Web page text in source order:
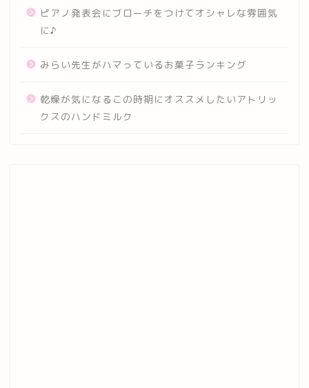
ピアノ発表会にブローチをつけてオシャレな雰囲気
に♪
みらい先生がハマっているお菓子ランキング
乾燥が気になるこの時期にオススメしたいアトリッ
クスのハンドミルク